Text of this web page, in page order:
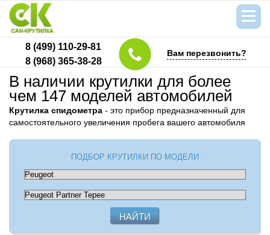
8 (499) 110-29-81
8 (968) 365-38-28
Вам перезвонить?
В наличии крутилки для более
чем 147 моделей автомобилей
Крутилка спидометра - это прибор предназначенный для
самостоятельного увеличения пробега вашего автомобиля
ПОДБОР КРУТИЛКИ ПО МОДЕЛИ